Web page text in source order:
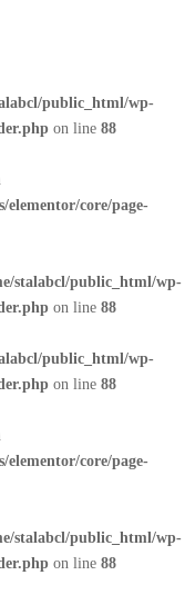
public_html/wp-
on line 88
core/page-
stalabcl/public_html/wp-
on line 88
public_html/wp-
on line 88
core/page-
stalabcl/public_html/wp-
on line 88